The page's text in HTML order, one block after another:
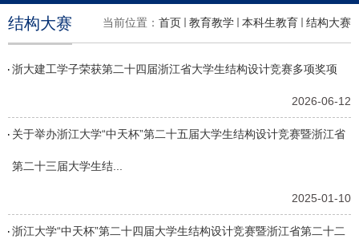
当前位置： 首页 教育教学 本科生教育 结构大赛
结构大赛
浙大建工学子荣获第二十四届浙江省大学生结构设计竞赛多项奖项
2026-06-12
关于举办浙江大学“中天杯”第二十五届大学生结构设计竞赛暨浙江省
第二十三届大学生结...
2025-01-10
浙江大学“中天杯”第二十四届大学生结构设计竞赛暨浙江省第二十二